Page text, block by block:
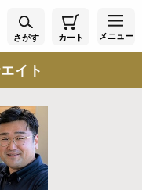
さがす カート メニュー
イト